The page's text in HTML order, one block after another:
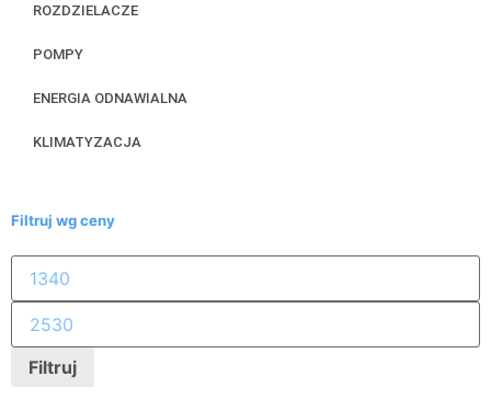
ROZDZIELACZE
POMPY
ENERGIA ODNAWIALNA
KLIMATYZACJA
Filtruj wg ceny
Filtruj